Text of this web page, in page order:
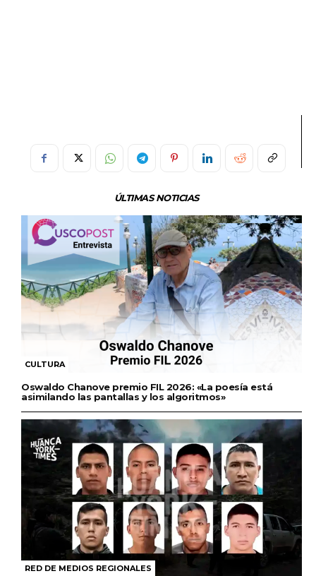
ÚLTIMAS NOTICIAS
CULTURA
Oswaldo Chanove premio FIL 2026: «La poesía está
asimilando las pantallas y los algoritmos»
RED DE MEDIOS REGIONALES